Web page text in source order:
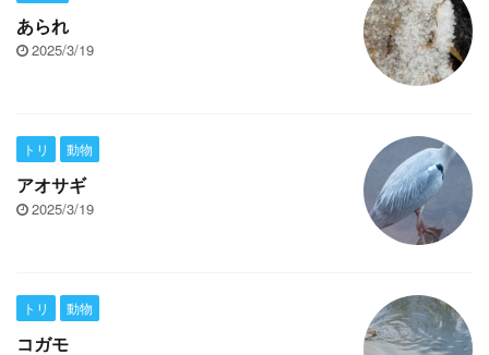
あられ
2025/3/19
トリ
動物
アオサギ
2025/3/19
トリ
動物
コガモ